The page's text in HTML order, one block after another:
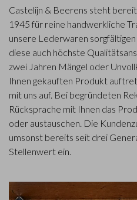
Castelijn & Beerens steht
1945 für reine handwerkliche
unsere Lederwaren
diese auch höchste
zwei Jahren Mängel oder
Ihnen gekauften Produkt
mit uns auf. Bei begründeten
Rücksprache mit Ihnen das
oder austauschen. Die
umsonst bereits seit drei
Stellenwert ein.